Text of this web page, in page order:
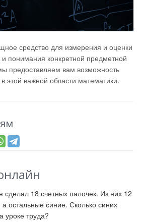
средство для измерения и оценки
понимания конкретной предметной
предоставляем вам возможность
этой важной области математики.
сделал 18 счетных палочек. Из них 12
остальные синие. Сколько синих
уроке труда?